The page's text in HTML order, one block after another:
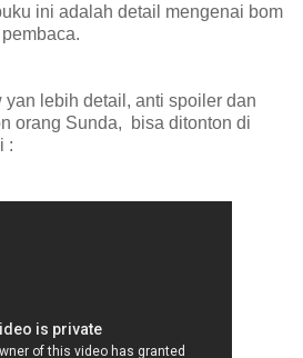
ini adalah detail mengenai bom
lebih detail, anti spoiler dan
orang Sunda, bisa ditonton di
: